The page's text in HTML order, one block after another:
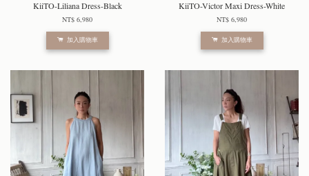
KiiTO-Liliana Dress-Black
NT$ 6,980
加入購物車
KiiTO-Victor Maxi Dress-White
NT$ 6,980
加入購物車